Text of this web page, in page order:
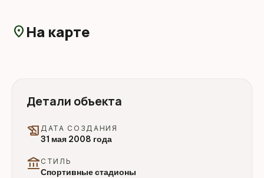
location_on На карте
Детали объекта
history_edu ДАТА СОЗДАНИЯ
31 мая 2008 года
account_balance СТИЛЬ
Спортивные стадионы